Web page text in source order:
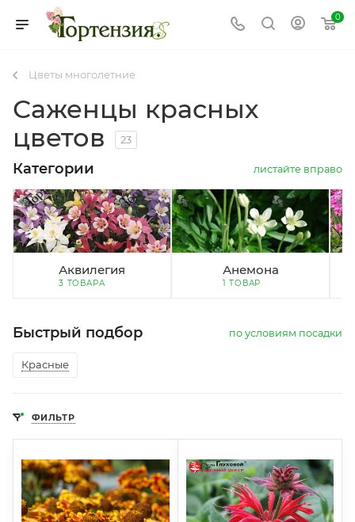
0
Цветы многолетние
Саженцы красных
цветов
23
Категории листайте вправо
Аквилегия
3 ТОВАРА
Анемона
1 ТОВАР
Быстрый подбор по условиям посадки
Красные
ФИЛЬТР